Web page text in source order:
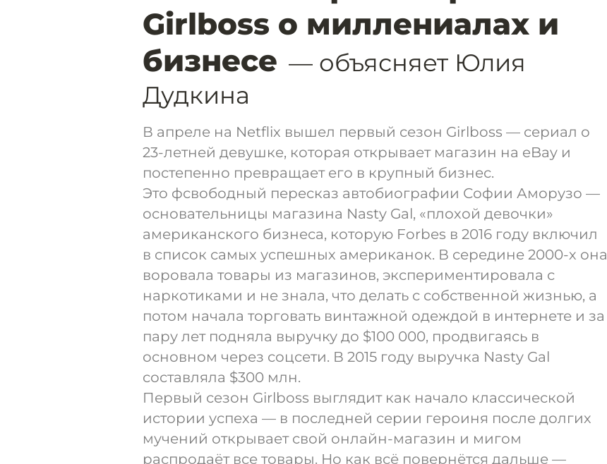
Girlboss о миллениалах и
бизнесе — объясняет Юлия
Дудкина
В апреле на Netflix вышел первый сезон Girlboss — сериал о
23-летней девушке, которая открывает магазин на eBay и
постепенно превращает его в крупный бизнес.
Это фсвободный пересказ автобиографии Софии Аморузо —
основательницы магазина Nasty Gal, «плохой девочки»
американского бизнеса, которую Forbes в 2016 году включил
в список самых успешных американок. В середине 2000-х она
воровала товары из магазинов, экспериментировала с
наркотиками и не знала, что делать с собственной жизнью, а
потом начала торговать винтажной одеждой в интернете и за
пару лет подняла выручку до $100 000, продвигаясь в
основном через соцсети. В 2015 году выручка Nasty Gal
составляла $300 млн.
Первый сезон Girlboss выглядит как начало классической
истории успеха — в последней серии героиня после долгих
мучений открывает свой онлайн-магазин и мигом
распродаёт все товары. Но как всё повернётся дальше —